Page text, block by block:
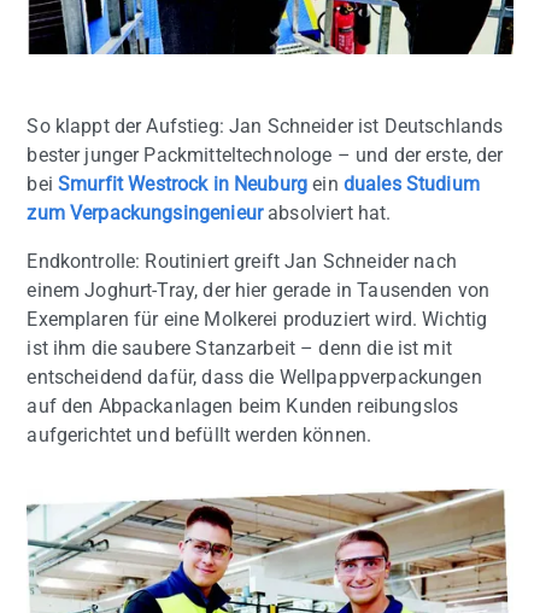
So klappt der Aufstieg: Jan Schneider ist Deutschlands
bester junger Packmitteltechnologe – und der erste, der
bei Smurfit Westrock in Neuburg ein duales Studium
zum Verpackungsingenieurabsolviert hat.
Endkontrolle: Routiniert greift Jan Schneider nach
einem Joghurt-Tray, der hier gerade in Tausenden von
Exemplaren für eine Molkerei produziert wird. Wichtig
ist ihm die saubere Stanzarbeit – denn die ist mit
entscheidend dafür, dass die Wellpappverpackungen
auf den Abpackanlagen beim Kunden reibungslos
aufgerichtet und befüllt werden können.